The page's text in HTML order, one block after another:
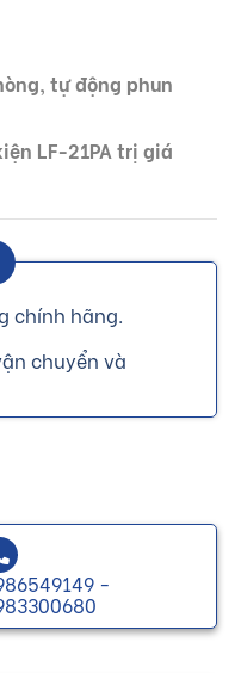
tự động phun
LF-21PA trị giá
chính hãng.
chuyển và
-